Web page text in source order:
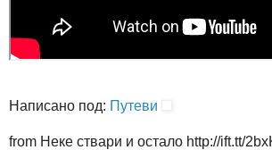
Написано под: Путеви
from Неке ствари и остало http://ift.tt/